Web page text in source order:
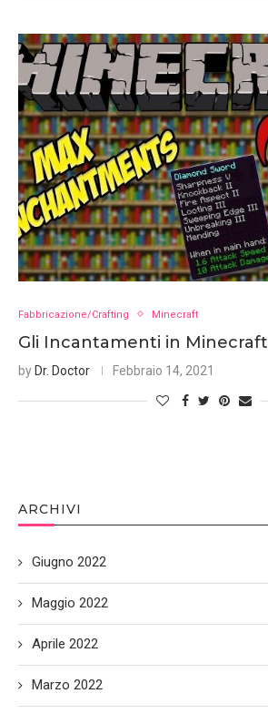
Fabbricazione/Crafting Minecraft
Gli Incantamenti in Minecraft
by Dr. Doctor Febbraio 14, 2021
ARCHIVI
Giugno 2022
Maggio 2022
Aprile 2022
Marzo 2022